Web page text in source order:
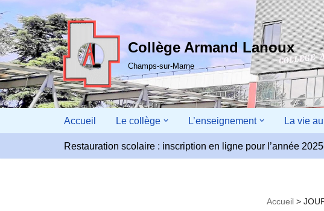
Aller
au
contenu
Collège Armand Lanoux
Champs-sur-Marne
Accueil Le collège L’enseignement La vie
Restauration scolaire : inscription en ligne pour l’année
Accueil >